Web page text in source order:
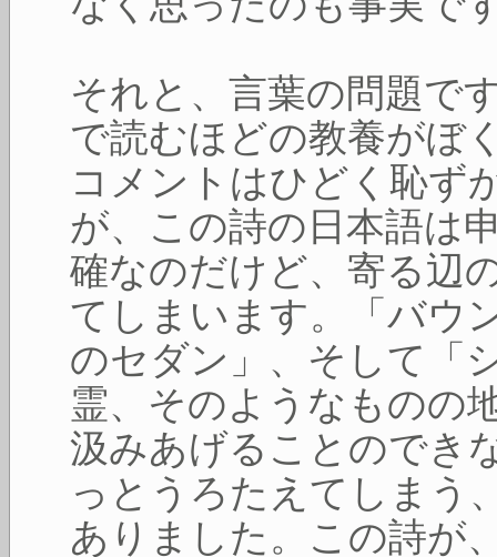
それと、言葉の問題で
で読むほどの教養がぼ
コメントはひどく恥ず
が、この詩の日本語は
確なのだけど、寄る辺
てしまいます。「バウ
のセダン」、そして「
霊、そのようなものの
汲みあげることのでき
っとうろたえてしまう
ありました。この詩が